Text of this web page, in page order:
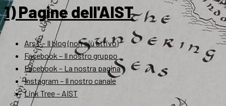
1) Pagine dell'AIST
ArsT – Il blog (non più attivo)
Facebook – Il nostro gruppo
Facebook – La nostra pagina
Instagram – Il nostro canale
Link Tree – AIST